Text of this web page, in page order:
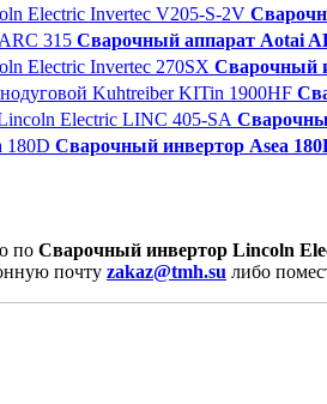
Сварочный аппарат Aotai
Сварочный
Сварочный инвертор Asea
по Сварочный инвертор Lincoln
почту zakaz@tmh.su либо